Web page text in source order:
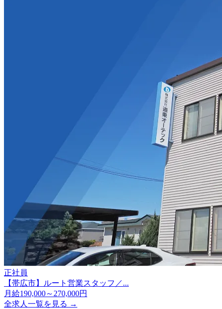
正社員
【帯広市】ルート営業スタッフ／...
月給190,000～270,000円
全求人一覧を見る →